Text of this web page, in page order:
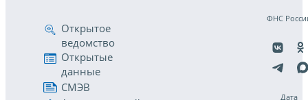
Открытое
ведомство
Открытые
данные
СМЭВ
ФНС
Дата